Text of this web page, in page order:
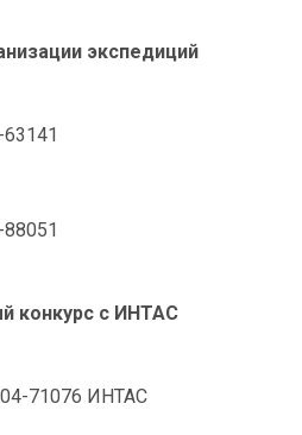
экспедиций
конкурс с ИНТАС
71076 ИНТАС